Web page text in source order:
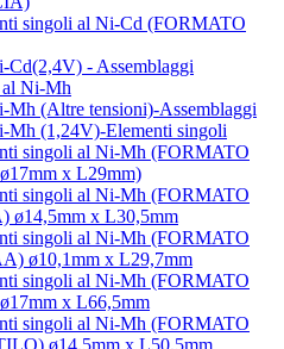
singoli al Ni-Cd (FORMATO
Cd(2,4V) - Assemblaggi
al Ni-Mh
Mh (Altre tensioni)-Assemblaggi
Mh (1,24V)-Elementi singoli
singoli al Ni-Mh (FORMATO
x L29mm)
singoli al Ni-Mh (FORMATO
ø14,5mm x L30,5mm
singoli al Ni-Mh (FORMATO
ø10,1mm x L29,7mm
singoli al Ni-Mh (FORMATO
x L66,5mm
singoli al Ni-Mh (FORMATO